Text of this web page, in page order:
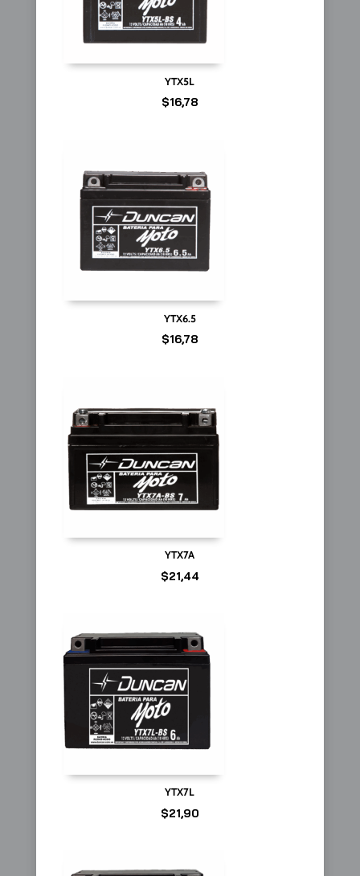
YTX5L
$16,78
YTX6.5
$16,78
YTX7A
$21,44
YTX7L
$21,90